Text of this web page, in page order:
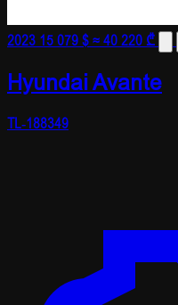
2023 15 079 $≈ 40 220 ₾
Hyundai Avante
TL-188349